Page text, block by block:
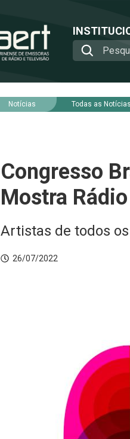
Notícias Todas as Notícias
Congresso
Mostra
Artistas de todos
26/07/2022